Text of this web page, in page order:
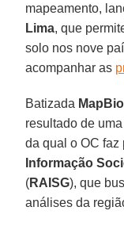
mapeamento,
Lima, que
solo nos nove
acompanhar as
Batizada
resultado de
da qual o OC faz
Informação
(RAISG), que
análises da